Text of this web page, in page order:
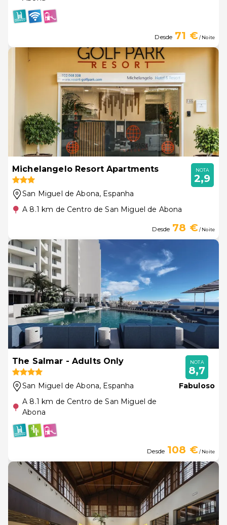
Desde 71 €/ Noite
Michelangelo Resort Apartments
San Miguel de Abona, Espanha
A 8.1 km de Centro de San Miguel de Abona
NOTA
2,9
Desde 78 €/ Noite
The Salmar - Adults Only
San Miguel de Abona, Espanha
A 8.1 km de Centro de San Miguel de
Abona
NOTA
8,7
Fabuloso
Desde 108 €/ Noite